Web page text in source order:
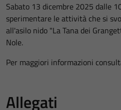
Sabato 13 dicembre 2025 dalle
sperimentare le attività che si
all'asilo nido "La Tana dei
Nole.
Per maggiori informazioni
Allegati